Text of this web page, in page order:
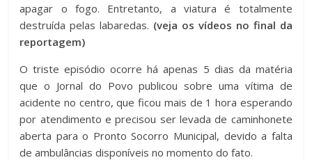
apagar o fogo. Entretanto, a viatura é totalmente
destruída pelas labaredas. (veja os vídeos no final da
reportagem)
O triste episódio ocorre há apenas 5 dias da matéria
que o Jornal do Povo publicou sobre uma vítima de
acidente no centro, que ficou mais de 1 hora esperando
por atendimento e precisou ser levada de caminhonete
aberta para o Pronto Socorro Municipal, devido a falta
de ambulâncias disponíveis no momento do fato.